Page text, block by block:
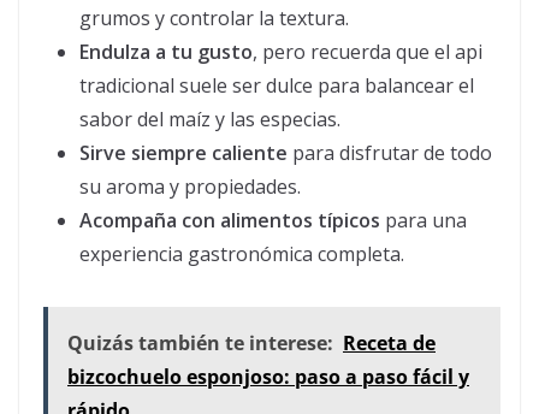
grumos y controlar la textura.
Endulza a tu gusto, pero recuerda que el api
tradicional suele ser dulce para balancear el
sabor del maíz y las especias.
Sirve siempre caliente para disfrutar de todo
su aroma y propiedades.
Acompaña con alimentos típicos para una
experiencia gastronómica completa.
Quizás también te interese: Receta de
bizcochuelo esponjoso: paso a paso fácil y